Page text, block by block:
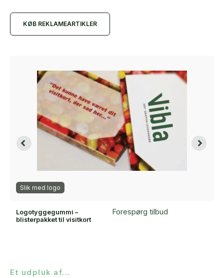
KØB REKLAMEARTIKLER
Slik med logo
Logotyggegummi –
blisterpakket til visitkort
Forespørg tilbud
Et udpluk af...